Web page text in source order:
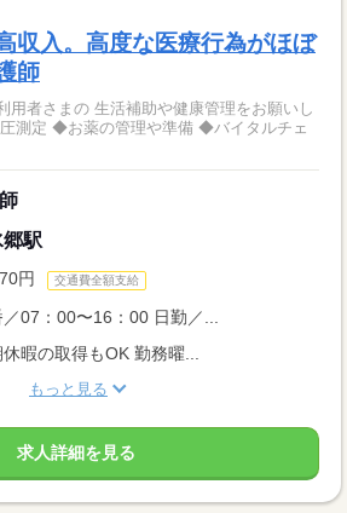
収入。高度な医療行為がほぼ
師
用者さまの 生活補助や健康管理をお願いし
駅
円 交通費全額支給
／07：00〜16：00 日勤／...
暇の取得もOK 勤務曜...
もっと見る
求人詳細を見る